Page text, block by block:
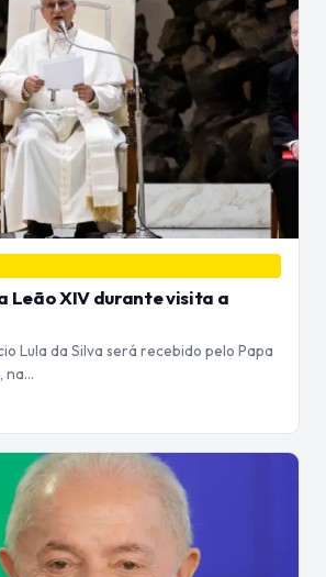
Leão XIV durante visita a
Lula da Silva será recebido pelo Papa
na…